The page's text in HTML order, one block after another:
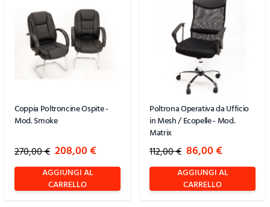
Coppia Poltroncine Ospite -
Mod. Smoke
270,00 € Special Price
208,00 €
AGGIUNGI AL
CARRELLO
Poltrona Operativa da Ufficio
in Mesh / Ecopelle - Mod.
Matrix
112,00 € Special Price
86,00 €
AGGIUNGI AL
CARRELLO